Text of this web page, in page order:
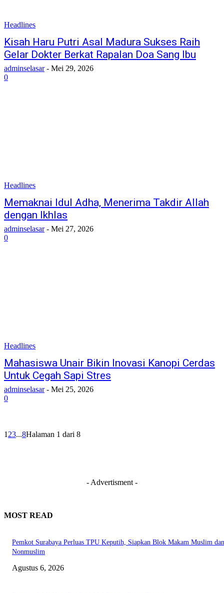
Headlines
Kisah Haru Putri Asal Madura Sukses Raih
Gelar Dokter Berkat Rapalan Doa Sang Ibu
adminselasar - Mei 29, 2026
0
Headlines
Memaknai Idul Adha, Menerima Takdir Allah
dengan Ikhlas
adminselasar - Mei 27, 2026
0
Headlines
Mahasiswa Unair Bikin Inovasi Kanopi Cerdas
Untuk Cegah Sapi Stres
adminselasar - Mei 25, 2026
0
1 23...8Halaman 1 dari 8
- Advertisment -
MOST READ
Pemkot Surabaya Perluas TPU Keputih, Siapkan Blok Makam Muslim dan
Nonmuslim
Agustus 6, 2026